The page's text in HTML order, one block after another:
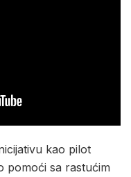
kao pilot
pomoći sa rastućim